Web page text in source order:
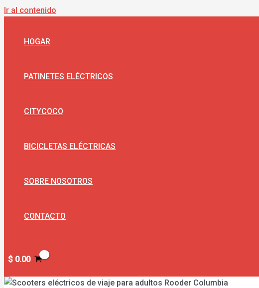
Ir al contenido
HOGAR
PATINETES ELÉCTRICOS
CITYCOCO
BICICLETAS ELÉCTRICAS
SOBRE NOSOTROS
CONTACTO
$ 0.00